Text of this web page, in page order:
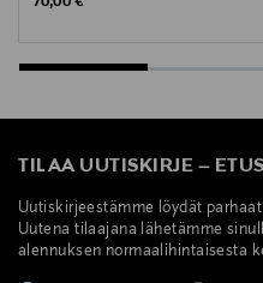
3, Avenue de Friedland,
francoise.gillet@sisley.fr
Avainsanat
TILAA UUTISKIRJE –
Uutiskirjeestämme löydät
Uutena tilaajana lähetämme
alennuksen normaalihintaisesta